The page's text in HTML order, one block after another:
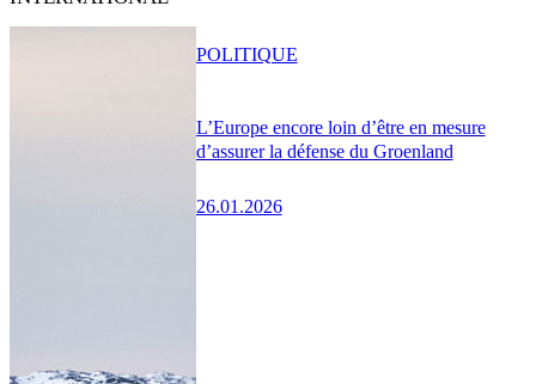
L’Europe encore loin d’être en mesure
d’assurer la défense du Groenland
26.01.2026
POLITIQUE